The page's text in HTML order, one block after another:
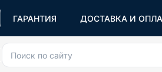
ГАРАНТИЯ ДОСТАВКА И
Поиск по сайту